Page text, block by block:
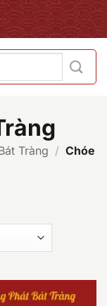
Tràng / Chóe